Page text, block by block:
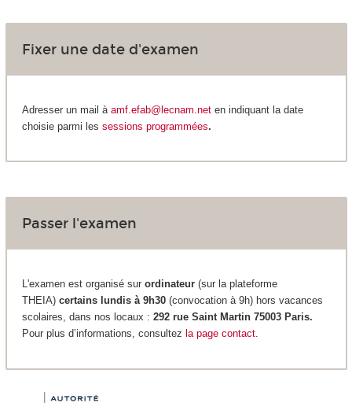
Fixer une date d'examen
Adresser un mail à amf.efab@lecnam.neten indiquant la date
choisie parmi les sessions programmées.
Passer l'examen
L'examen est organisé sur ordinateur (sur la plateforme
THEIA)certains lundis à 9h30(convocation à 9h) hors vacances
scolaires, dans nos locaux : 292 rue Saint Martin 75003 Paris.
Pour plus d’informations, consultez la page contact.